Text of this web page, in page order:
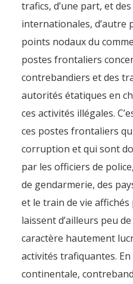
ByPierre-Arnaud
trafics, d’une part, et
internationales, d’autre
points nodaux du
postes frontaliers
contrebandiers et des
autorités étatiques en
ces activités illégales.
ces postes frontaliers
corruption et qui sont
par les officiers de
de gendarmerie, des
et le train de vie
laissent d’ailleurs peu
caractère hautement
activités trafiquantes. En
continentale,